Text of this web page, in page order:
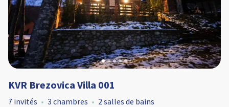
KVR Brezovica Villa 001
7 invités 3 chambres 2 salles de bains